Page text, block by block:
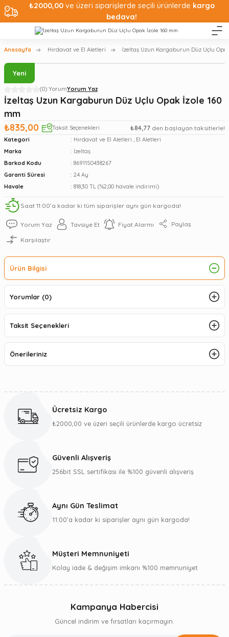
₺2000,00ve üzeri siparişlerde seçili ürünlerde kargo
bedava!
Anasayfa Hırdavat ve El Aletleri İzeltaş Uzun Kargaburun Düz Uçlu
Yeni
(0) YorumYorum Yaz
İzeltaş Uzun Kargaburun Düz Uçlu Opak İzole 160
mm
₺835,00
Taksit Seçenekleri ₺84,77 den başlayan taksitlerle!
Kategori Hırdavat ve El Aletleri , El Aletleri
Marka
İzeltaş
Barkod Kodu
8691150438267
Garanti Süresi
24 Ay
Havale
818,30 TL (%2,00 havale indirimi)
Saat 11:00’a kadar ki tüm siparişler aynı gün kargoda!
Yorum Yaz Tavsiye Et Fiyat Alarmı Paylaş
Karşılaştır
Ürün Bilgisi
Yorumlar (0)
Taksit Seçenekleri
Önerileriniz
Ücretsiz Kargo
₺2000,00 ve üzeri seçili ürünlerde kargo ücretsiz
Güvenli Alışveriş
256bit SSL sertifikası ile %100 güvenli alışveriş
Aynı Gün Teslimat
11:00’a kadar ki siparişler aynı gün kargoda!
Müşteri Memnuniyeti
Kolay iade & değişim imkanı %100 memnuniyet
Kampanya Habercisi
Güncel indirim ve fırsatları kaçırmayın.